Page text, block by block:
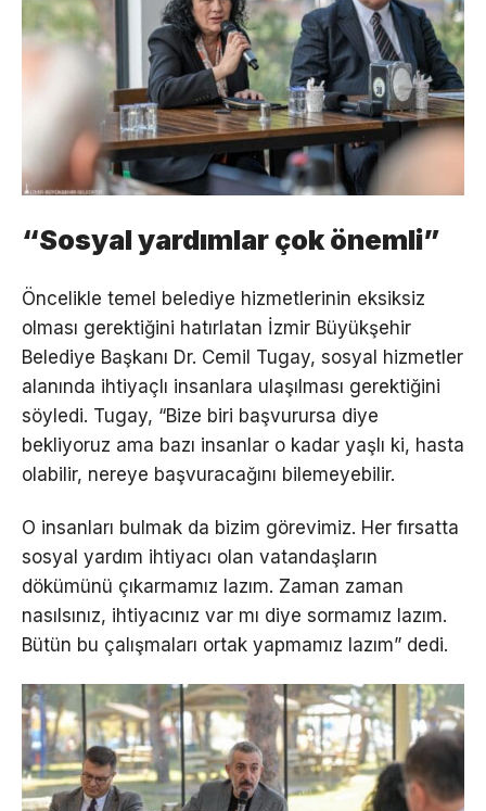
“Sosyal yardımlar çok önemli”
Öncelikle temel belediye hizmetlerinin eksiksiz
olması gerektiğini hatırlatan İzmir Büyükşehir
Belediye Başkanı Dr. Cemil Tugay, sosyal hizmetler
alanında ihtiyaçlı insanlara ulaşılması gerektiğini
söyledi. Tugay, “Bize biri başvurursa diye
bekliyoruz ama bazı insanlar o kadar yaşlı ki, hasta
olabilir, nereye başvuracağını bilemeyebilir.
O insanları bulmak da bizim görevimiz. Her fırsatta
sosyal yardım ihtiyacı olan vatandaşların
dökümünü çıkarmamız lazım. Zaman zaman
nasılsınız, ihtiyacınız var mı diye sormamız lazım.
Bütün bu çalışmaları ortak yapmamız lazım” dedi.